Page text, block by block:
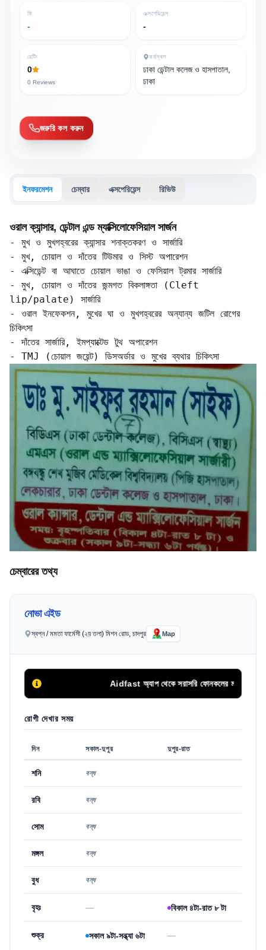
ফি
-
এক্সপেরিয়েন্স
-
রেটিং
0
0 Reviews
কর্মস্থল
ঢাকা ডেন্টাল কলেজ ও হাসপাতাল,
ঢাকা
জরুরি কল করুন
ইনফরমেশন চেম্বার এক্সপেরিয়েন্স রিভিউ
ওরাল ক্যান্সার, ডেন্টাল এন্ড ম্যাক্সিলোফেসিয়াল সার্জন
- মুখ ও মুখগহ্বরের ক্যান্সার শনাক্তকরণ ও সার্জারি
- মুখ, চোয়াল ও দাঁতের টিউমার ও সিস্ট অপারেশন
- এক্সিডেন্ট বা আঘাতে চোয়াল ভাঙা ও ফেসিয়াল ট্রমার সার্জারি
- মুখ, চোয়াল ও দাঁতের জন্মগত বিকলাঙ্গতা (Cleft
lip/palate) সার্জারি
- ওরাল ইনফেকশন, মুখের ঘা ও মুখগহ্বরের অন্যান্য জটিল রোগের
চিকিৎসা
- দাঁতের সার্জারি, ইমপ্যাক্টেড টুথ অপারেশন
- TMJ (চোয়াল জয়েন্ট) ডিসঅর্ডার ও মুখের ব্যথার চিকিৎসা
চেম্বারের তথ্য
নোভা এইড
স্বপ্ন / মমতা ফার্মেসী (২য় তলা) মিশন রোড, চাদপুর Map
Aidfast অ্যাপ থেকে সরাসরি ফোনকলের মাধ্যমে অথবা
রোগী দেখার সময়
দিন সকাল-দুপুর দুপুর-রাত
শনি বন্ধ
রবি বন্ধ
সোম বন্ধ
মঙ্গল বন্ধ
বুধ বন্ধ
বৃহঃ — বিকাল ৪টা-রাত ৮ টা
শুক্র সকাল ৯টা-সন্ধ্যা ৬টা —